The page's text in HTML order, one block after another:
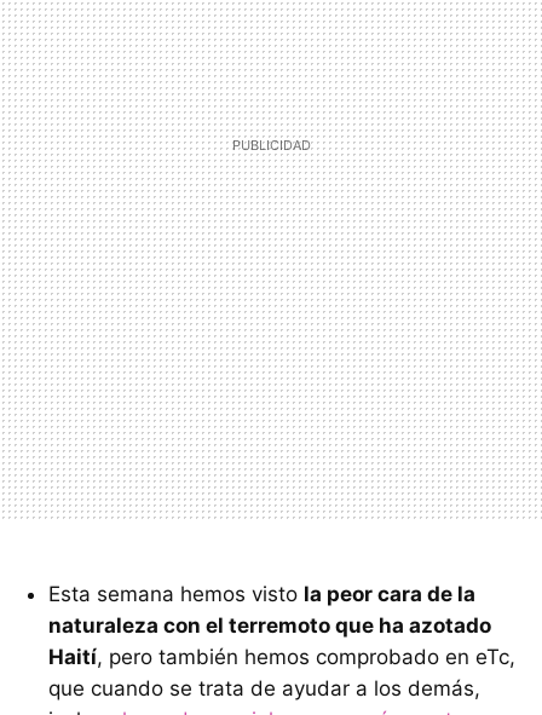
Esta semana hemos visto la peor cara de la
naturaleza con el terremoto que ha azotado
Haití, pero también hemos comprobado en eTc,
que cuando se trata de ayudar a los demás,